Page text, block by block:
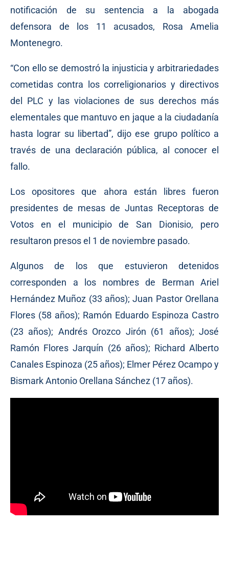
notificación de su sentencia a la abogada
defensora de los 11 acusados, Rosa Amelia
Montenegro.
“Con ello se demostró la injusticia y arbitrariedades
cometidas contra los correligionarios y directivos
del PLC y las violaciones de sus derechos más
elementales que mantuvo en jaque a la ciudadanía
hasta lograr su libertad”, dijo ese grupo político a
través de una declaración pública, al conocer el
fallo.
Los opositores que ahora están libres fueron
presidentes de mesas de Juntas Receptoras de
Votos en el municipio de San Dionisio, pero
resultaron presos el 1 de noviembre pasado.
Algunos de los que estuvieron detenidos
corresponden a los nombres de Berman Ariel
Hernández Muñoz (33 años); Juan Pastor Orellana
Flores (58 años); Ramón Eduardo Espinoza Castro
(23 años); Andrés Orozco Jirón (61 años); José
Ramón Flores Jarquín (26 años); Richard Alberto
Canales Espinoza (25 años); Elmer Pérez Ocampo y
Bismark Antonio Orellana Sánchez (17 años).